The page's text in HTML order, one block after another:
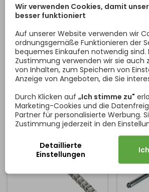
Eleganter und
designorientierter
Regalhalter mit
empfohlener Regalgröße
von 200 - 400 mm.
Maximale Fachlast ist 100
kg. Die Abmessungen des
Halters sind auf den Bildern
zu sehen. Die Höhe des
Halters beträgt 132 mm Die
Tiefe des Halters beträgt
120 mm Preis ist für 1 Stück
Preis
9,60 €
 In den Warenkorb
kg.
Halters
zu
Tiefe
120

Wir verwenden Cookies, damit
besser funktioniert
Auf unserer Website verwenden wir
ordnungsgemäße Funktionieren der
bequemes Einkaufen notwendig sind.
Zustimmung verwenden wir sie auch
von Inhalten, zum Speichern von
Anzeige von Angeboten, die Sie
Durch Klicken auf „Ich stimme zu"
Marketing-Cookies und die
Partner für personalisierte Werbung.
Zustimmung jederzeit in den
Detaillierte
Einstellungen